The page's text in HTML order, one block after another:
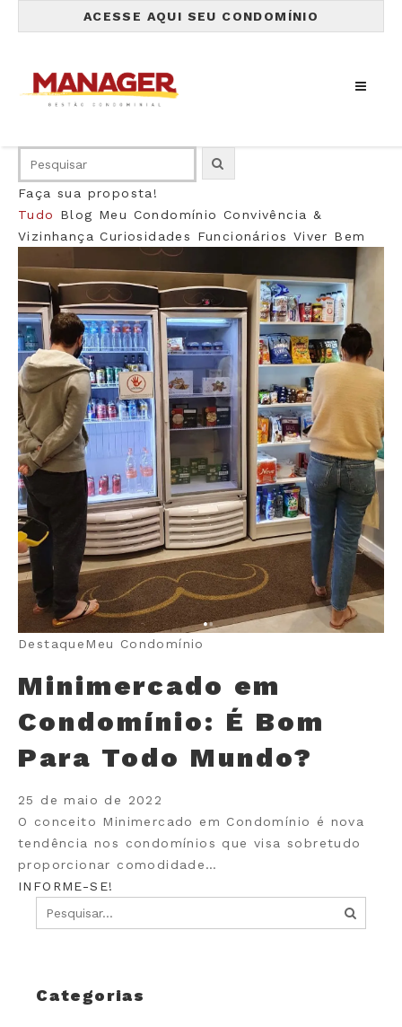
ACESSE AQUI SEU CONDOMÍNIO
Faça sua proposta!
Tudo
Blog Meu Condomínio Convivência &
Vizinhança Curiosidades Funcionários Viver Bem
DestaqueMeu Condomínio
Minimercado em
Condomínio: É Bom
Para Todo Mundo?
25 de maio de 2022
O conceito Minimercado em Condomínio é nova
tendência nos condomínios que visa sobretudo
proporcionar comodidade…
INFORME-SE!
Categorias